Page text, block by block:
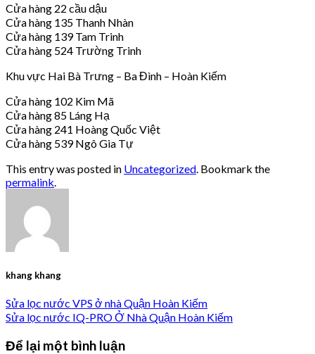
Cửa hàng 22 cầu dậu
Cửa hàng 135 Thanh Nhàn
Cửa hàng 139 Tam Trinh
Cửa hàng 524 Trường Trinh
Khu vực Hai Bà Trưng – Ba Đình – Hoàn Kiếm
Cửa hàng 102 Kim Mã
Cửa hàng 85 Láng Hạ
Cửa hàng 241 Hoàng Quốc Việt
Cửa hàng 539 Ngô Gia Tự
This entry was posted in Uncategorized . Bookmark the
permalink
khang khang
Sửa lọc nước VPS ở nhà Quận Hoàn Kiếm
Sửa lọc nước IQ-PRO Ở Nhà Quận Hoàn Kiếm
Để lại một bình luận